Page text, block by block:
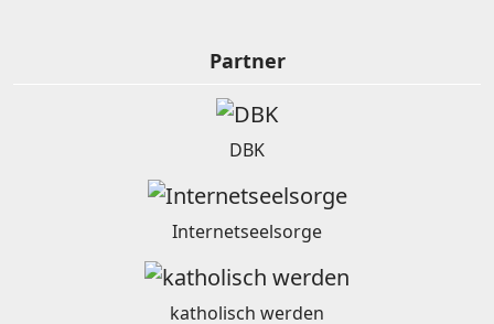
Partner
DBK
Internetseelsorge
katholisch werden